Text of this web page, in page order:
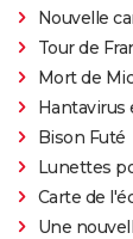
Nouvelle
Tour de
Mort de
Hantavirus
Bison Futé
Lunettes
Carte de
Une